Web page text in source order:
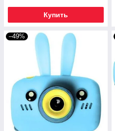
Купить
–49%